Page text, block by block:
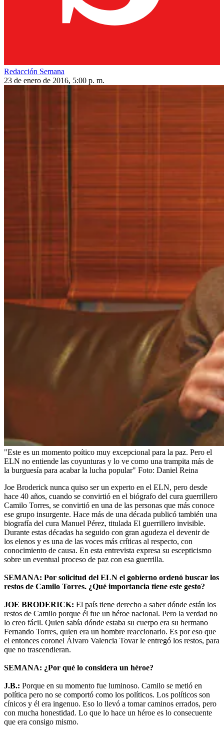
Redacción Semana
23 de enero de 2016, 5:00 p. m.
"Este es un momento poítico muy excepcional para la paz. Pero el
ELN no entiende las coyunturas y lo ve como una trampita más de
la burguesía para acabar la lucha popular" Foto: Daniel Reina
Joe Broderick nunca quiso ser un experto en el ELN, pero desde
hace 40 años, cuando se convirtió en el biógrafo del cura guerrillero
Camilo Torres, se convirtió en una de las personas que más conoce
ese grupo insurgente. Hace más de una década publicó también una
biografía del cura Manuel Pérez, titulada El guerrillero invisible.
Durante estas décadas ha seguido con gran agudeza el devenir de
los elenos y es una de las voces más críticas al respecto, con
conocimiento de causa. En esta entrevista expresa su escepticismo
sobre un eventual proceso de paz con esa guerrilla.
SEMANA: Por solicitud del ELN el gobierno ordenó buscar los
restos de Camilo Torres. ¿Qué importancia tiene este gesto?
JOE BRODERICK: El país tiene derecho a saber dónde están los
restos de Camilo porque él fue un héroe nacional. Pero la verdad no
lo creo fácil. Quien sabía dónde estaba su cuerpo era su hermano
Fernando Torres, quien era un hombre reaccionario. Es por eso que
el entonces coronel Álvaro Valencia Tovar le entregó los restos, para
que no trascendieran.
SEMANA: ¿Por qué lo considera un héroe?
J.B.: Porque en su momento fue luminoso. Camilo se metió en
política pero no se comportó como los políticos. Los políticos son
cínicos y él era ingenuo. Eso lo llevó a tomar caminos errados, pero
con mucha honestidad. Lo que lo hace un héroe es lo consecuente
que era consigo mismo.